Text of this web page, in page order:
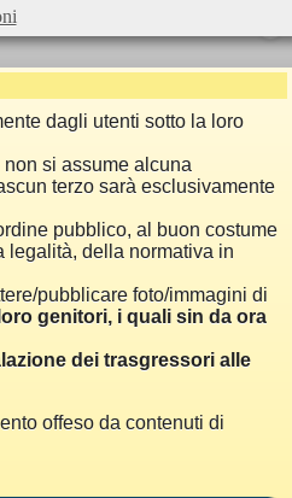
dagli utenti sotto la loro
si assume alcuna
terzo sarà esclusivamente
pubblico, al buon costume
legalità, della normativa in
pubblicare foto/immagini di
genitori, i quali sin da ora
dei trasgressori alle
offeso da contenuti di